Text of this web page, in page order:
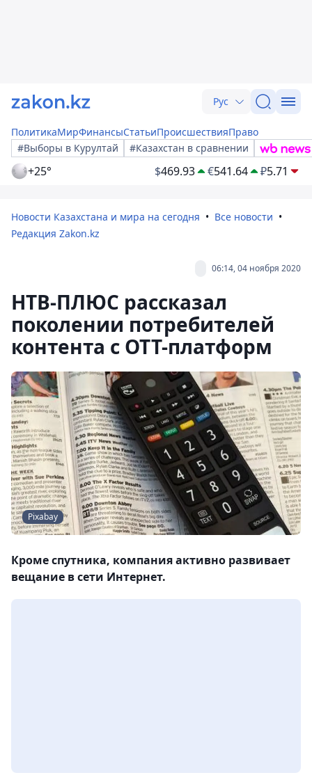
Рус
ПолитикаМирФинансыСтатьиПроисшествияПраво
#Выборы в Курултай
#Казахстан в сравнении
+25° $469.93 €541.64 ₽5.71
Новости Казахстана и мира на сегодня
Все новости
Редакция Zakon.kz
06:14, 04 ноября 2020
НТВ-ПЛЮС рассказал
поколении потребителей
контента с ОТТ-платформ
Pixabay
Кроме спутника, компания активно развивает
вещание в сети Интернет.